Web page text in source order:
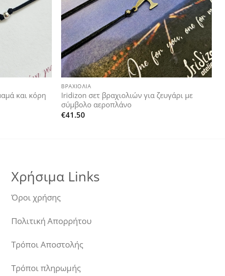
και κόρη
+
ΒΡΑΧΙΌΛΙΑ
Iridizon σετ βραχιολιών για ζευγάρι με
σύμβολο αεροπλάνο
€41.50
Χρήσιμα Links
Όροι χρήσης
Πολιτική Απορρήτου
Τρόποι Αποστολής
Τρόποι πληρωμής